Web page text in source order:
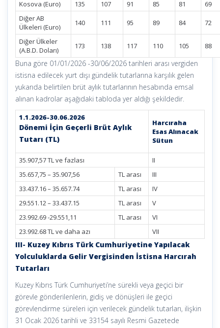
Kosova (Euro) 135 107 91 85 81
69
Diğer AB
Ülkeleri (Euro)
140 111 95 89 84 72
Diğer Ülkeler
(A.B.D. Doları)
173 138 117 110 105 88
Buna göre 01/01/2026 -30/06/2026 tarihleri arası vergiden
istisna edilecek yurt dışı gündelik tutarlarına karşılık gelen
yukarıda belirtilen brüt aylık tutarlarının hesabında emsal
alınan kadrolar aşağıdaki tabloda yer aldığı şekildedir.
1.1.2026-30.06.2026
Dönemi İçin Geçerli Brüt Aylık
Tutarı (TL)
Harcıraha
Esas Alınacak
Sütun
35.907,57 TL ve fazlası
II
35.657,75 – 35.907,56
TL arası
III
33.437.16 – 35.657.74
TL arası
IV
29.551.12 – 33.437.15
TL arası
V
23.992.69 -29.551,11
TL arası
VI
23.992.68 TL ve daha azı
VII
III- Kuzey Kıbrıs Türk Cumhuriyetine Yapılacak
Yolculuklarda Gelir Vergisinden İstisna Harcırah
Tutarları
Kuzey Kıbrıs Türk Cumhuriyeti’ne sürekli veya geçici bir
görevle gönderilenlerin, gidiş ve dönüşleri ile geçici
görevlendirme süreleri için verilecek gündelik tutarları, ilişkin
31 Ocak 2026 tarihli ve 33154 sayılı Resmi Gazetede